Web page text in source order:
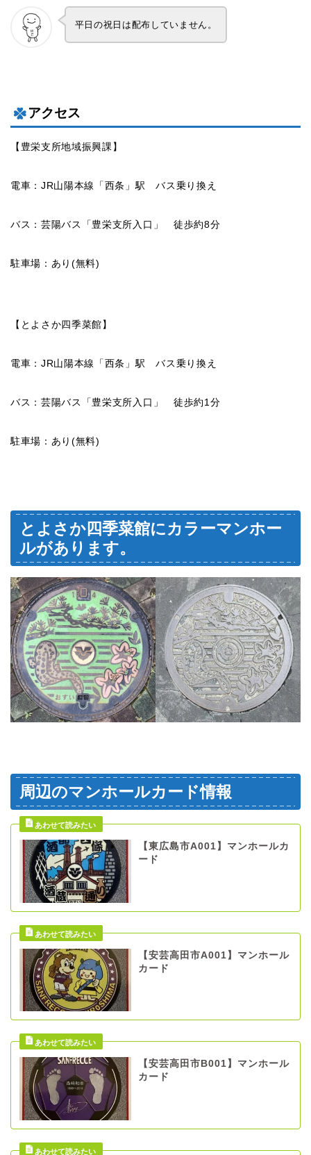
平日の祝日は配布していません。
アクセス
【豊栄支所地域振興課】
電車：JR山陽本線「西条」駅 バス乗り換え
バス：芸陽バス「豊栄支所入口」 徒歩約8分
駐車場：あり(無料)
【とよさか四季菜館】
電車：JR山陽本線「西条」駅 バス乗り換え
バス：芸陽バス「豊栄支所入口」 徒歩約1分
駐車場：あり(無料)
とよさか四季菜館にカラーマンホー
ルがあります。
周辺のマンホールカード情報
【東広島市A001】マンホールカ
ード
【安芸高田市A001】マンホール
カード
【安芸高田市B001】マンホール
カード